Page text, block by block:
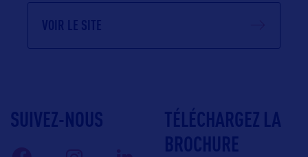
VOIR LE SITE
SUIVEZ-NOUS
TÉLÉCHARGEZ LA
BROCHURE